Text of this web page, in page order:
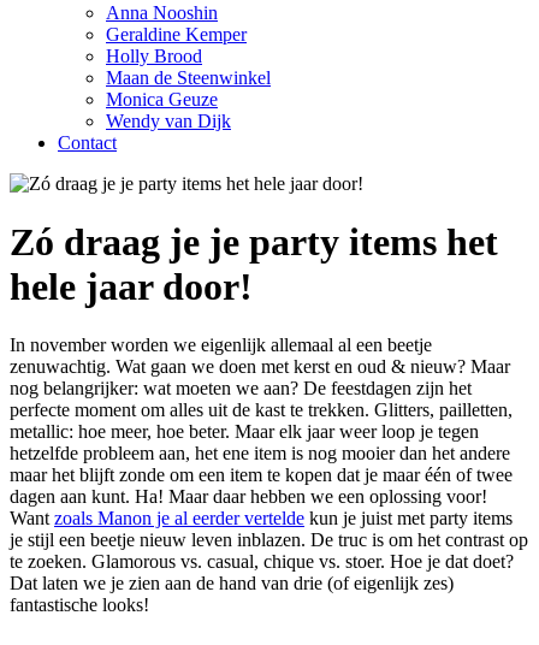
Anna Nooshin
Geraldine Kemper
Holly Brood
Maan de Steenwinkel
Monica Geuze
Wendy van Dijk
Contact
Zó draag je je party items het
hele jaar door!
In november worden we eigenlijk allemaal al een beetje
zenuwachtig. Wat gaan we doen met kerst en oud & nieuw? Maar
nog belangrijker: wat moeten we aan? De feestdagen zijn het
perfecte moment om alles uit de kast te trekken. Glitters, pailletten,
metallic: hoe meer, hoe beter. Maar elk jaar weer loop je tegen
hetzelfde probleem aan, het ene item is nog mooier dan het andere
maar het blijft zonde om een item te kopen dat je maar één of twee
dagen aan kunt. Ha! Maar daar hebben we een oplossing voor!
Want zoals Manon je al eerder vertelde kun je juist met party items
je stijl een beetje nieuw leven inblazen. De truc is om het contrast op
te zoeken. Glamorous vs. casual, chique vs. stoer. Hoe je dat doet?
Dat laten we je zien aan de hand van drie (of eigenlijk zes)
fantastische looks!